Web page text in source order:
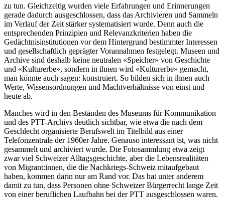
zu tun. Gleichzeitig wurden viele Erfahrungen und Erinnerungen
gerade dadurch ausgeschlossen, dass das Archivieren und Sammeln
im Verlauf der Zeit stärker systematisiert wurde. Denn auch die
entsprechenden Prinzipien und Relevanzkriterien haben die
Gedächtnisinstitutionen vor dem Hintergrund bestimmter Interessen
und gesellschaftlich geprägter Vorannahmen festgelegt. Museen und
Archive sind deshalb keine neutralen «Speicher» von Geschichte
und «Kulturerbe», sondern in ihnen wird «Kulturerbe» gemacht,
man könnte auch sagen: konstruiert. So bilden sich in ihnen auch
Werte, Wissensordnungen und Machtverhältnisse von einst und
heute ab.
Manches wird in den Beständen des Museums für Kommunikation
und des PTT-Archivs deutlich sichtbar, wie etwa die nach dem
Geschlecht organisierte Berufswelt im Titelbild aus einer
Telefonzentrale der 1960er Jahre. Genauso interessant ist, was nicht
gesammelt und archiviert wurde. Die Fotosammlung etwa zeigt
zwar viel Schweizer Alltagsgeschichte, aber die Lebensrealitäten
von Migrant:innen, die die Nachkriegs-Schweiz mitaufgebaut
haben, kommen darin nur am Rand vor. Das hat unter anderem
damit zu tun, dass Personen ohne Schweizer Bürgerrecht lange Zeit
von einer beruflichen Laufbahn bei der PTT ausgeschlossen waren.